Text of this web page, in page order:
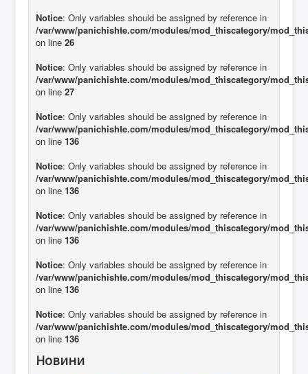
Notice: Only variables should be assigned by reference in
/var/www/panichishte.com/modules/mod_thiscategory/
on line 26
Notice: Only variables should be assigned by reference in
/var/www/panichishte.com/modules/mod_thiscategory/
on line 27
Notice: Only variables should be assigned by reference in
/var/www/panichishte.com/modules/mod_thiscategory/
on line 136
Notice: Only variables should be assigned by reference in
/var/www/panichishte.com/modules/mod_thiscategory/
on line 136
Notice: Only variables should be assigned by reference in
/var/www/panichishte.com/modules/mod_thiscategory/
on line 136
Notice: Only variables should be assigned by reference in
/var/www/panichishte.com/modules/mod_thiscategory/
on line 136
Notice: Only variables should be assigned by reference in
/var/www/panichishte.com/modules/mod_thiscategory/
on line 136
Новини